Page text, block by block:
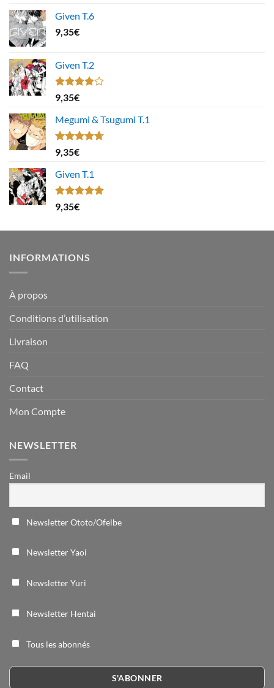
Given T.6
9,35€
Given T.2
Note
4.00
5
9,35€
Megumi & Tsugumi T.1
Note4.67
sur 5
9,35€
Given T.1
Note5.00
sur 5
9,35€
INFORMATIONS
À propos
Conditions d’utilisation
Livraison
FAQ
Contact
Mon Compte
NEWSLETTER
Email
Newsletter Ototo/Ofelbe
Newsletter Yaoi
Newsletter Yuri
Newsletter Hentai
Tous les abonnés